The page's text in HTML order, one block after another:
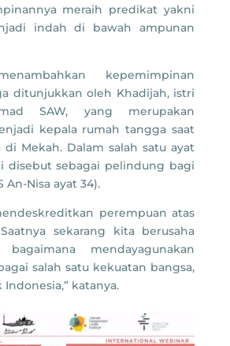
meraih predikat yakni
indah di bawah ampunan
kepemimpinan
ditunjukkan oleh Khadijah, istri
SAW, yang merupakan
kepala rumah tangga saat
di Mekah. Dalam salah satu ayat
disebut sebagai pelindung bagi
An-Nisa ayat 34).
perempuan atas
sekarang kita berusaha
mendayagunakan
salah satu kekuatan bangsa,
katanya.